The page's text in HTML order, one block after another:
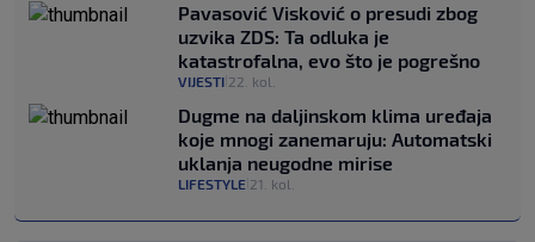
Pavasović Visković o presudi zbog
uzvika ZDS: Ta odluka je
katastrofalna, evo što je pogrešno
VIJESTI 22. kol.
Dugme na daljinskom klima uređaja
koje mnogi zanemaruju: Automatski
uklanja neugodne mirise
LIFESTYLE 21. kol.